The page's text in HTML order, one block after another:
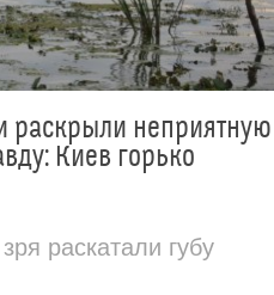
раскрыли
Киев горько
раскатали губу